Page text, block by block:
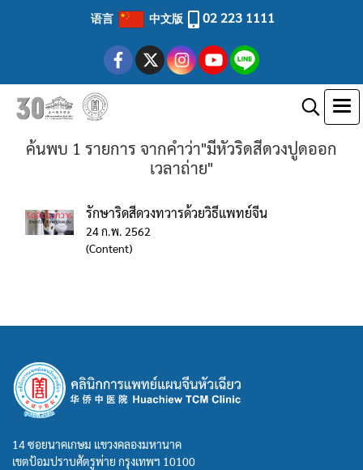
语言 中文版 02 223 1111
ค้นพบ 1 รายการ จากคำว่า"มีหัวริดสีดวงปูดออก
เวลาถ่าย"
รักษาริดสีดวงทวารด้วยวิธีแพทย์จีน
24 ก.พ. 2562
(Content)
14 ซอยนาคเกษม แขวงคลองมหานาค
เขตป้อมปราบศัตรูพ่าย กรุงเทพฯ 10100